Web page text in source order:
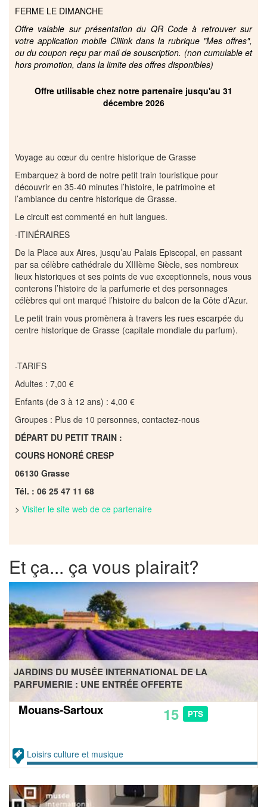
FERME LE DIMANCHE
Offre valable sur présentation du QR Code à retrouver sur
votre application mobile Cliiink dans la rubrique "Mes offres",
ou du coupon reçu par mail de souscription. (non cumulable et
hors promotion, dans la limite des offres disponibles)
Offre utilisable chez notre partenaire jusqu'au 31
décembre 2026
Voyage au cœur du centre historique de Grasse
Embarquez à bord de notre petit train touristique pour
découvrir en 35-40 minutes l’histoire, le patrimoine et
l’ambiance du centre historique de Grasse.
Le circuit est commenté en huit langues.
-ITINÉRAIRES
De la Place aux Aires, jusqu’au Palais Episcopal, en passant
par sa célèbre cathédrale du XIIIème Siècle, ses nombreux
lieux historiques et ses points de vue exceptionnels, nous vous
conterons l’histoire de la parfumerie et des personnages
célèbres qui ont marqué l’histoire du balcon de la Côte d’Azur.
Le petit train vous promènera à travers les rues escarpée du
centre historique de Grasse (capitale mondiale du parfum).
-TARIFS
Adultes : 7,00 €
Enfants (de 3 à 12 ans) : 4,00 €
Groupes : Plus de 10 personnes, contactez-nous
DÉPART DU PETIT TRAIN :
COURS HONORÉ CRESP
06130 Grasse
Tél. : 06 25 47 11 68
> Visiter le site web de ce partenaire
Et ça... ça vous plairait?
JARDINS DU MUSÉE INTERNATIONAL DE LA
PARFUMERIE : UNE ENTRÉE OFFERTE
Mouans-Sartoux 15 PTS
Loisirs culture et musique